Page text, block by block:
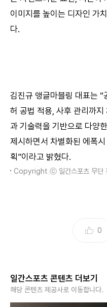
이미지를 높이는 디자인 가
다.
김진규 앵글마블링 대표는
허 공법 적용, 사후 관리까지
과 기술력을 기반으로 다양
제시하면서 차별화된 에폭
획”이라고 밝혔다.
Copyright ⓒ 일간스포츠 무단
0
일간스포츠 콘텐츠 더보기
해당 콘텐츠 제공사로 이동합니다.